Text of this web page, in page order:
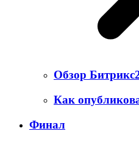
Обзор
Как
Финал